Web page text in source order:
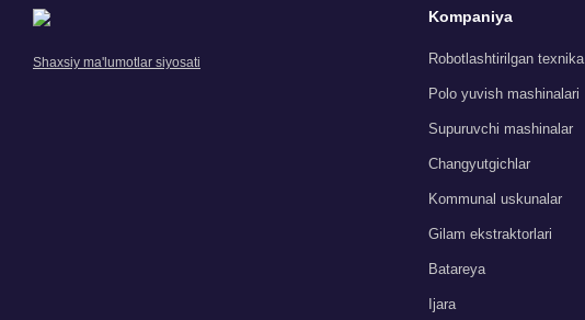
Shaxsiy ma'lumotlar siyosati
Kompaniya
Robotlashtirilgan texnika
Polo yuvish mashinalari
Supuruvchi mashinalar
Changyutgichlar
Kommunal uskunalar
Gilam ekstraktorlari
Batareya
Ijara